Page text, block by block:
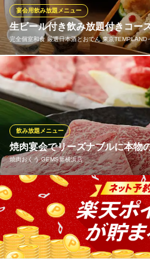
ル）・ハイボール・ウーロンハイ・
ク、、等
日本酒と魚 chikaku 新横浜
こだわりの日本酒と鮮魚
横浜市営地下鉄新横浜駅 徒歩2分
神奈川県横浜市港北区新横浜2-14-25
生ビール付き飲み放題付きコー
完全個室和食 厳選日本酒とおでん 東京
宴会用飲み放題メニュー
全てのコースに生ビール付きの飲み
た、日本酒付きの宴会コースや3時
意しております。なお、時期によっ
ざいますので、詳細はコース内容を
※こちらは夜のみのこだわりです。
完全個室和食 厳選日本酒とおで
ランド～
エリア最大級のP還元店
ＪＲ新横浜駅 徒歩3分
神奈川県横浜市港北区新横浜2-4-4 ウィズ新
焼肉宴会でリーズナブルに本物
焼肉おくう GEMS新横浜店
飲み放題メニュー
A4・A5ランクの国産牛を満喫。ボリ
ご用意しました。飲み放題付で、上
お楽しみいただけます。どなた様で
いなし！焼肉店とは思えないスタイ
子会、ご友人とのご宴会をお楽しみ